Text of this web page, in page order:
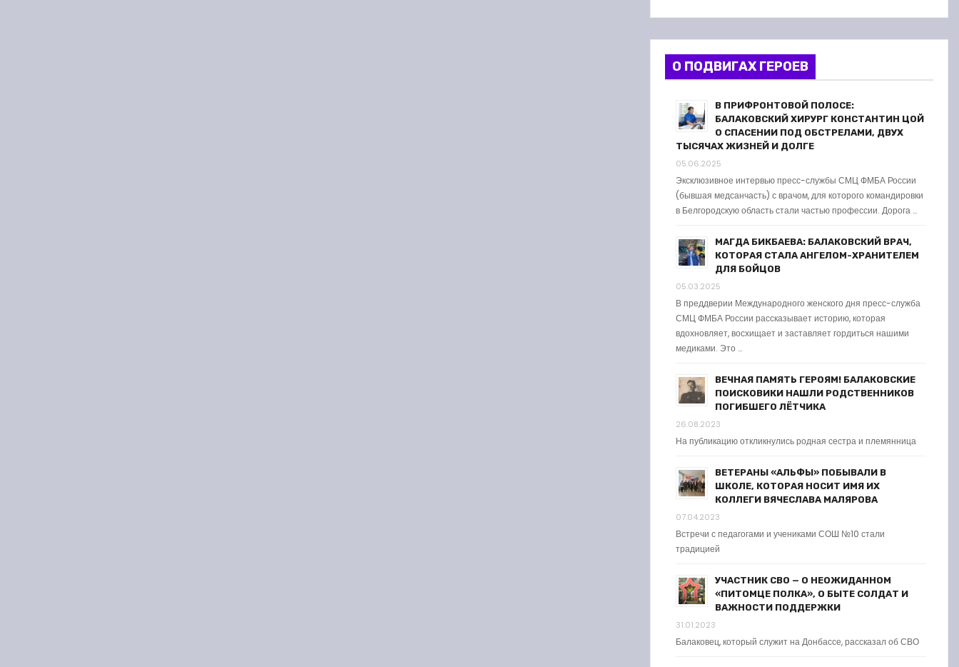
О ПОДВИГАХ ГЕРОЕВ
В ПРИФРОНТОВОЙ ПОЛОСЕ:
БАЛАКОВСКИЙ ХИРУРГ КОНСТАНТИН ЦОЙ
О СПАСЕНИИ ПОД ОБСТРЕЛАМИ, ДВУХ
ТЫСЯЧАХ ЖИЗНЕЙ И ДОЛГЕ
05.06.2025
Эксклюзивное интервью пресс-службы СМЦ ФМБА России
(бывшая медсанчасть) с врачом, для которого командировки
в Белгородскую область стали частью профессии. Дорога …
МАГДА БИКБАЕВА: БАЛАКОВСКИЙ ВРАЧ,
КОТОРАЯ СТАЛА АНГЕЛОМ-ХРАНИТЕЛЕМ
ДЛЯ БОЙЦОВ
05.03.2025
В преддверии Международного женского дня пресс-служба
СМЦ ФМБА России рассказывает историю, которая
вдохновляет, восхищает и заставляет гордиться нашими
медиками. Это …
ВЕЧНАЯ ПАМЯТЬ ГЕРОЯМ! БАЛАКОВСКИЕ
ПОИСКОВИКИ НАШЛИ РОДСТВЕННИКОВ
ПОГИБШЕГО ЛЁТЧИКА
26.08.2023
На публикацию откликнулись родная сестра и племянница
ВЕТЕРАНЫ «АЛЬФЫ» ПОБЫВАЛИ В
ШКОЛЕ, КОТОРАЯ НОСИТ ИМЯ ИХ
КОЛЛЕГИ ВЯЧЕСЛАВА МАЛЯРОВА
07.04.2023
Встречи с педагогами и учениками СОШ №10 стали
традицией
УЧАСТНИК СВО — О НЕОЖИДАННОМ
«ПИТОМЦЕ ПОЛКА», О БЫТЕ СОЛДАТ И
ВАЖНОСТИ ПОДДЕРЖКИ
31.01.2023
Балаковец, который служит на Донбассе, рассказал об СВО